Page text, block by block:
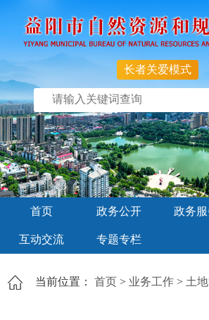
长者关爱模式
首页 政务公开 政务
互动交流 专题专栏
当前位置： 首页 > 业务工作 > 土